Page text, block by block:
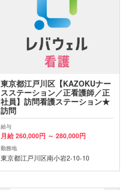
東京都江戸川区【KAZOKUナー
スステーション／正看護師／正
社員】訪問看護ステーション★
訪問
給与
月給 260,000円 ～ 280,000円
勤務地
東京都江戸川区南小岩2-10-10